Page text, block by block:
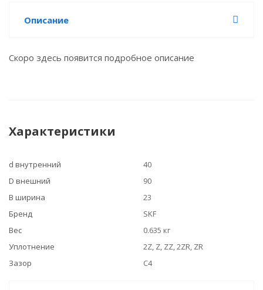
Описание
Скоро здесь появится подробное описание
Характеристики
d внутренний
40
D внешний
90
B ширина
23
Бренд
SKF
Вес
0.635 кг
Уплотнение
2Z, Z, ZZ, 2ZR, ZR
Зазор
C4